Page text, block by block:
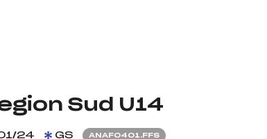
Sud U14
24 GS ANAF0401.FFS